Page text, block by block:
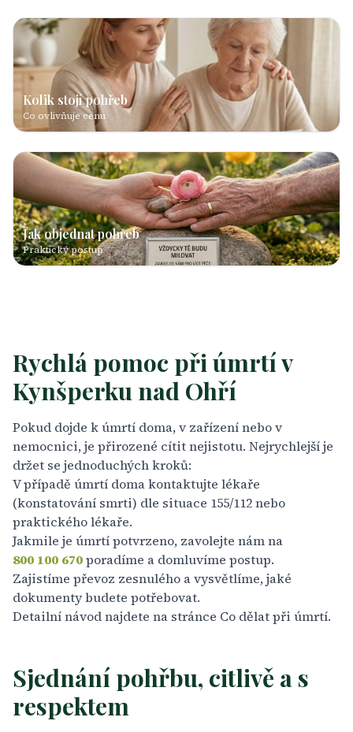
Kolik stojí pohřeb
Co ovlivňuje cenu
Jak objednat pohřeb
Praktický postup
Rychlá pomoc při úmrtí v
Kynšperku nad Ohří
Pokud dojde k úmrtí doma, v zařízení nebo v
nemocnici, je přirozené cítit nejistotu. Nejrychlejší je
držet se jednoduchých kroků:
V případě úmrtí doma kontaktujte lékaře
(konstatování smrti) dle situace 155/112 nebo
praktického lékaře.
Jakmile je úmrtí potvrzeno, zavolejte nám na
800 100 670poradíme a domluvíme postup.
Zajistíme převoz zesnulého a vysvětlíme, jaké
dokumenty budete potřebovat.
Detailní návod najdete na stránce Co dělat při úmrtí.
Sjednání pohřbu, citlivě a s
respektem